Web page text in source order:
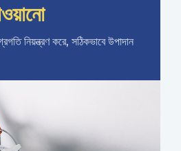
নিয়ন্ত্রণ করে, সঠিকভাবে উপাদান